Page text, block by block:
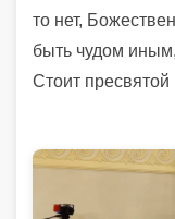
то нет,
быть чудом
Стоит пресвятой